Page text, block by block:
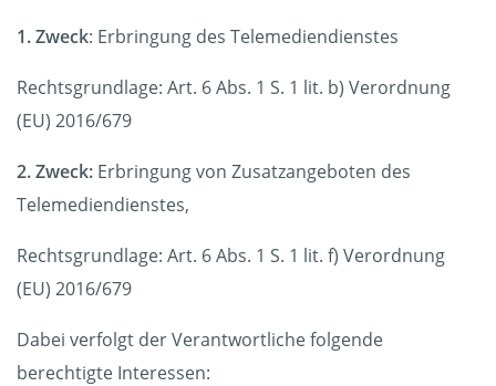
1. Zweck: Erbringung des Telemediendienstes
Rechtsgrundlage: Art. 6 Abs. 1 S. 1 lit. b) Verordnung
(EU) 2016/679
2. Zweck: Erbringung von Zusatzangeboten des
Telemediendienstes,
Rechtsgrundlage: Art. 6 Abs. 1 S. 1 lit. f) Verordnung
(EU) 2016/679
Dabei verfolgt der Verantwortliche folgende
berechtigte Interessen: